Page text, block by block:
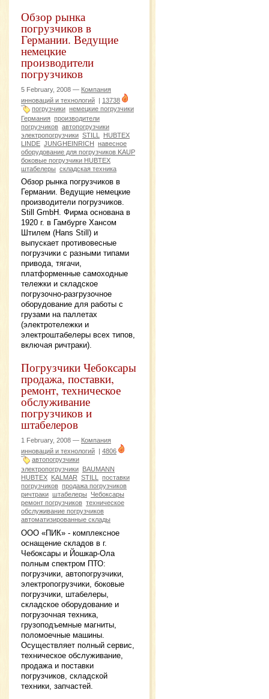
Обзор рынка
погрузчиков в
Германии. Ведущие
немецкие
производители
погрузчиков
5 February, 2008 — Компания
инноваций и технологий | 13738
погрузчики немецкие погрузчики
Германия производители
погрузчиков автопогрузчики
электропогрузчики STILL
HUBTEX
LINDE JUNGHEINRICH навесное
оборудование для погрузчиков KAUP
боковые погрузчики HUBTEX
штабелеры складская техника
Обзор рынка погрузчиков в
Германии. Ведущие немецкие
производители погрузчиков.
Still GmbH. Фирма основана в
1920 г. в Гамбурге Хансом
Штилем (Hans Still) и
выпускает противовесные
погрузчики с разными типами
привода, тягачи,
платформенные самоходные
тележки и складское
погрузочно-разгрузочное
оборудование для работы с
грузами на паллетах
(электротележки и
электроштабелеры всех типов,
включая ричтраки).
Погрузчики Чебоксары
продажа, поставки,
ремонт, техническое
обслуживание
погрузчиков и
штабелеров
1 February, 2008 — Компания
инноваций и технологий | 4806
автопогрузчики
электропогрузчики BAUMANN
HUBTEX KALMAR STILL
поставки
погрузчиков продажа погрузчиков
ричтраки штабелеры
Чебоксары
ремонт погрузчиков техническое
обслуживание погрузчиков
автоматизированные склады
ООО «ПИК» - комплексное
оснащение складов в г.
Чебоксары и Йошкар-Ола
полным спектром ПТО:
погрузчики, автопогрузчики,
электропогрузчики, боковые
погрузчики, штабелеры,
складское оборудование и
погрузочная техника,
грузоподъемные магниты,
поломоечные машины.
Осуществляет полный сервис,
техническое обслуживание,
продажа и поставки
погрузчиков, складской
техники, запчастей.